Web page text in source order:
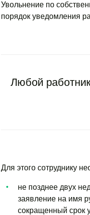
Увольнение по
порядок уведомления
Любой
Для этого сотруднику
не позднее двух
заявление на имя
сокращенный срок